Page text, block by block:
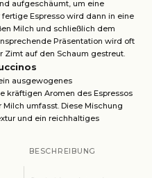
aufgeschäumt, um eine
Espresso wird dann in eine
Milch und schließlich dem
Präsentation wird oft
Zimt auf den Schaum gestreut.
ausgewogenes
kräftigen Aromen des Espressos
umfasst. Diese Mischung
und ein reichhaltiges
BESCHREIBUNG